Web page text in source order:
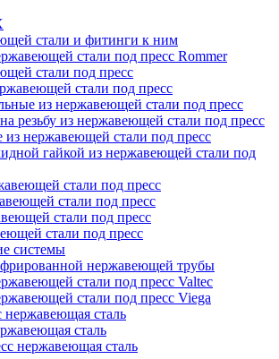
стали и фитинги к ним
стали под пресс Rommer
стали под пресс
стали под пресс
из нержавеющей стали под пресс
резьбу из нержавеющей стали под пресс
из нержавеющей стали под пресс
гайкой из нержавеющей стали под
стали под пресс
стали под пресс
стали под пресс
стали под пресс
системы
нержавеющей трубы
стали под пресс Valtec
стали под пресс Viega
нержавеющая сталь
сталь
нержавеющая сталь